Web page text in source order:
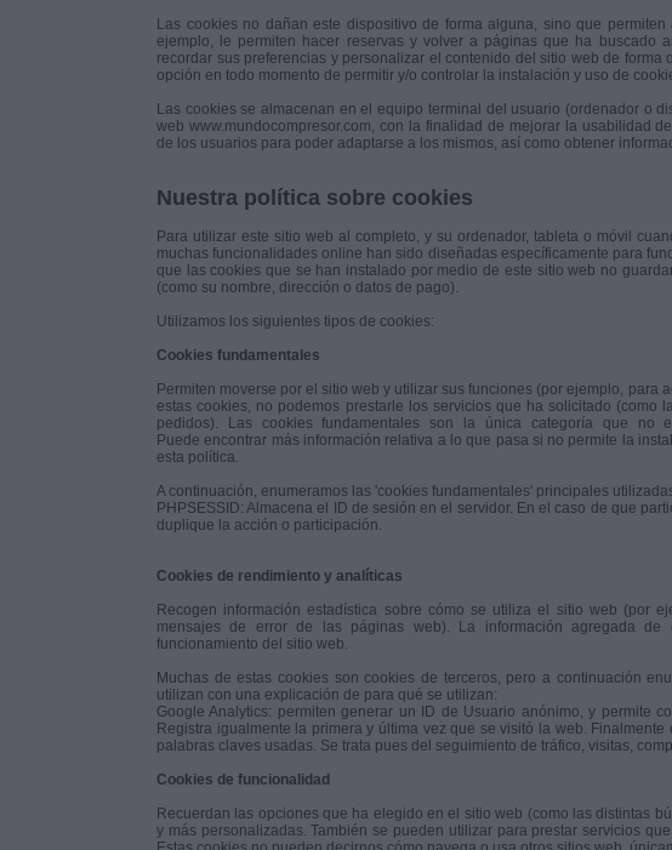
Las cookies no dañan este dispositivo de forma alguna, sino que
ejemplo, le permiten hacer reservas y volver a páginas que ha buscado
recordar sus preferencias y personalizar el contenido del sitio web de
opción en todo momento de permitir y/o controlar la instalación y uso de
Las cookies se almacenan en el equipo terminal del usuario (ordenador o
web www.mundocompresor.com, con la finalidad de mejorar la usabilidad
de los usuarios para poder adaptarse a los mismos, así como obtener
Nuestra política sobre cookies
Para utilizar este sitio web al completo, y su ordenador, tableta o móvil
muchas funcionalidades online han sido diseñadas específicamente para
que las cookies que se han instalado por medio de este sitio web no
(como su nombre, dirección o datos de pago).
Utilizamos los siguientes tipos de cookies:
Cookies fundamentales
Permiten moverse por el sitio web y utilizar sus funciones (por ejemplo, para
estas cookies, no podemos prestarle los servicios que ha solicitado
pedidos). Las cookies fundamentales son la única categoría que no
Puede encontrar más información relativa a lo que pasa si no permite la
esta política.
A continuación, enumeramos las 'cookies fundamentales' principales
PHPSESSID: Almacena el ID de sesión en el servidor. En el caso de que
duplique la acción o participación.
Cookies de rendimiento y analíticas
Recogen información estadística sobre cómo se utiliza el sitio web (por
mensajes de error de las páginas web). La información agregada de
funcionamiento del sitio web.
Muchas de estas cookies son cookies de terceros, pero a continuación
utilizan con una explicación de para qué se utilizan:
Google Analytics: permiten generar un ID de Usuario anónimo, y permite
Registra igualmente la primera y última vez que se visitó la web.
palabras claves usadas. Se trata pues del seguimiento de tráfico, visitas,
Cookies de funcionalidad
Recuerdan las opciones que ha elegido en el sitio web (como las distintas
y más personalizadas. También se pueden utilizar para prestar servicios